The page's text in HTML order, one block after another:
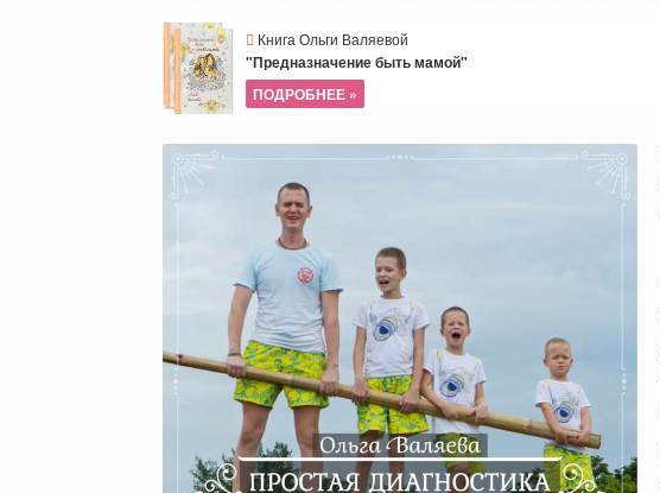
Книга Ольги Валяевой
"Предназначение быть мамой"
ПОДРОБНЕЕ »